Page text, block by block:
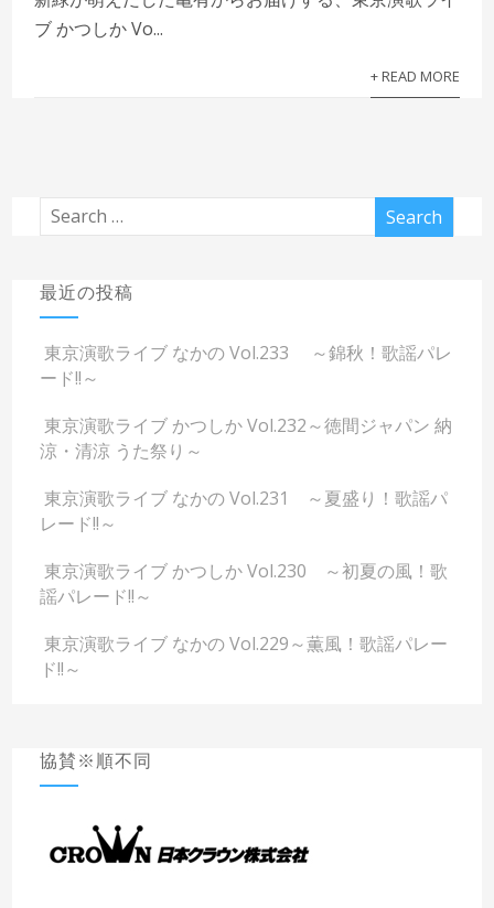
ブ かつしか Vo...
+ READ MORE
最近の投稿
東京演歌ライブ なかの Vol.233 ～錦秋！歌謡パレ
ード!!～
東京演歌ライブ かつしか Vol.232～徳間ジャパン 納
涼・清涼 うた祭り～
東京演歌ライブ なかの Vol.231 ～夏盛り！歌謡パ
レード!!～
東京演歌ライブ かつしか Vol.230 ～初夏の風！歌
謡パレード!!～
東京演歌ライブ なかの Vol.229～薫風！歌謡パレー
ド!!～
協賛※順不同